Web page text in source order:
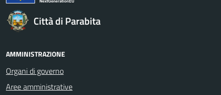
Città di Parabita
AMMINISTRAZIONE
Organi di governo
Aree amministrative